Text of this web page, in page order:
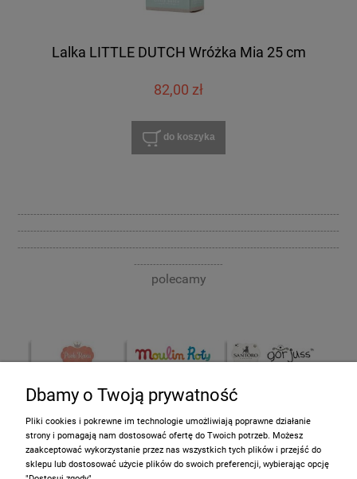
Lalka LITTLE DUTCH Wróżka Mia 25 cm
82,00 zł
do koszyka
-----------------------------------------------------------------------------------------------------
-----------------------------------------------------------------------------------------------------
-----------------------------------------------------------------------------------------------------
----------------------------
polecamy
Informacje
Dbamy o Twoją prywatność
Pliki cookies i pokrewne im technologie umożliwiają poprawne działanie
strony i pomagają nam dostosować ofertę do Twoich potrzeb. Możesz
zaakceptować wykorzystanie przez nas wszystkich tych plików i przejść do
sklepu lub dostosować użycie plików do swoich preferencji, wybierając opcję